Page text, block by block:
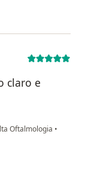
claro e
Oftalmologia •